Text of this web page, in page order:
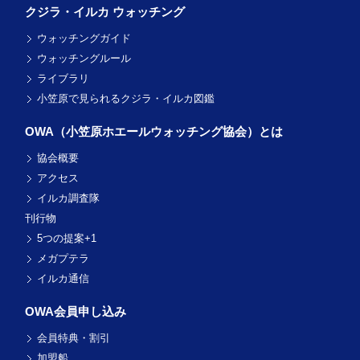
クジラ・イルカ ウォッチング
ウォッチングガイド
ウォッチングルール
ライブラリ
小笠原で見られるクジラ・イルカ図鑑
OWA（小笠原ホエールウォッチング協会）とは
協会概要
アクセス
イルカ調査隊
刊行物
5つの提案+1
メガプテラ
イルカ通信
OWA会員申し込み
会員特典・割引